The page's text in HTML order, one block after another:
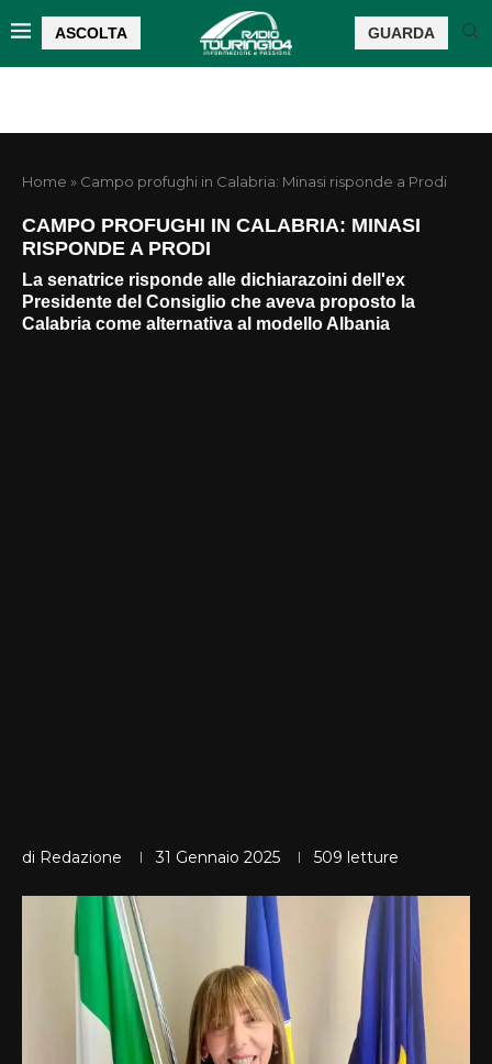
ASCOLTA GUARDA
Home » Campo profughi in Calabria: Minasi risponde a Prodi
CAMPO PROFUGHI IN CALABRIA: MINASI
RISPONDE A PRODI
La senatrice risponde alle dichiarazoini dell'ex
Presidente del Consiglio che aveva proposto la
Calabria come alternativa al modello Albania
di Redazione 31 Gennaio 2025 509 letture